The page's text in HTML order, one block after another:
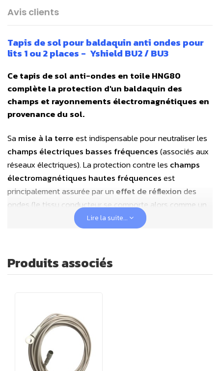
Avis clients
Tapis de sol pour baldaquin anti ondes pour
lits 1 ou 2 places - Yshield BU2 / BU3
Ce tapis de sol anti-ondes en toile HNG80
complète la protection d'un baldaquin des
champs et rayonnements électromagnétiques en
provenance du sol.
Samise à la terreest indispensable pour neutraliser les
champs électriques basses fréquences(associés aux
réseaux électriques). La protection contre les champs
électromagnétiques hautes fréquencesest
principalement assurée par un effet de réflexiondes
ondes (le tissu conducteur se comporte alors comme un
miroir pour ces ondes). Pour obtenir une cage de faraday
complète d'un baldaquin anti-ondes, il est également
sol de blindage a une atténuation très élevée de
et est livré avec tout le matériel de mise à la terre
de deux morceaux de toile anti ondes qui sont placés
côte à côte avec un chevauchement de 5 cm, fabriqués
avec de la toile anti ondes HNG80
atténuation de blindage de
Lire la suite...
Produits associés